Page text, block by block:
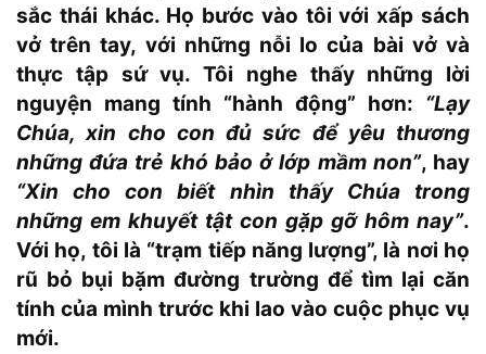
sắc thái khác. Họ bước vào tôi với xấp sách
vở trên tay, với những nỗi lo của bài vở và
thực tập sứ vụ. Tôi nghe thấy những lời
nguyện mang tính “hành động” hơn: “Lạy
Chúa, xin cho con đủ sức để yêu thương
những đứa trẻ khó bảo ở lớp mầm non”, hay
“Xin cho con biết nhìn thấy Chúa trong
những em khuyết tật con gặp gỡ hôm nay”.
Với họ, tôi là “trạm tiếp năng lượng”, là nơi họ
rũ bỏ bụi bặm đường trường để tìm lại căn
tính của mình trước khi lao vào cuộc phục vụ
mới.